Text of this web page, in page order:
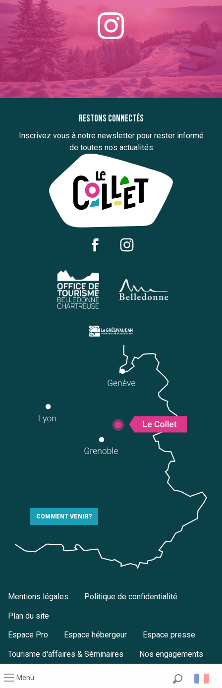
Menu
Restons connectés
Inscrivez vous à notre newsletter pour rester informé
de toutes nos actualités
COMMENT VENIR?
Mentions légales Politique de confidentialité
Plan du site
Espace Pro Espace hébergeur Espace presse
Tourisme d'affaires & Séminaires Nos engagements